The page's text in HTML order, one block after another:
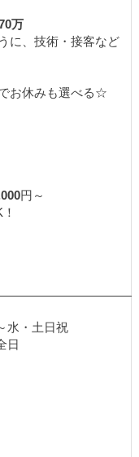
万
に、技術・接客など
お休みも選べる☆
円～
水・土日祝
日